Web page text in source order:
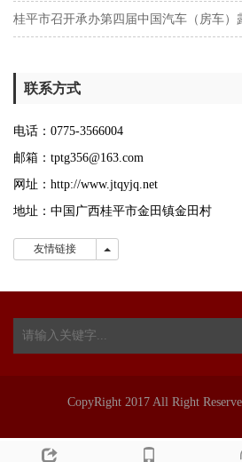
桂平市召开承办第四届中国汽车（房车）
联系方式
电话：0775-3566004
邮箱：tptg356@163.com
网址：http://www.jtqyjq.net
地址：中国广西桂平市金田镇金田村
友情链接 友情链接
CopyRight 2017 All Right